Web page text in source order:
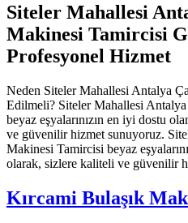
Siteler Mahallesi
Makinesi Tamircisi
Profesyonel Hizmet
Neden Siteler Mahallesi Antalya
Edilmeli? Siteler Mahallesi
beyaz eşyalarınızın en iyi dostu
ve güvenilir hizmet sunuyoruz.
Makinesi Tamircisi beyaz
olarak, sizlere kaliteli ve güvenilir
Kırcami Bulaşık